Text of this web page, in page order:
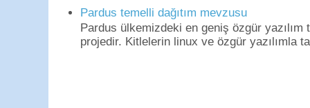
Pardus temelli dağıtım mevzusu
Pardus ülkemizdeki en geniş özgür
projedir. Kitlelerin linux ve özgür yazılımla